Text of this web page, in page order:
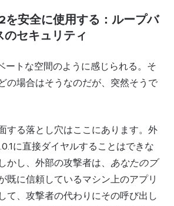
安全に使用する：ループバ
のセキュリティ
ートな空間のように感じられる。そ
の場合はそうなのだが、突然そうで
する落とし穴はここにあります。外
に直接ダイヤルすることはできな
かし、外部の攻撃者は、 あなたのブ
既に信頼しているマシン上のアプリ
て、攻撃者の代わりにその呼び出し